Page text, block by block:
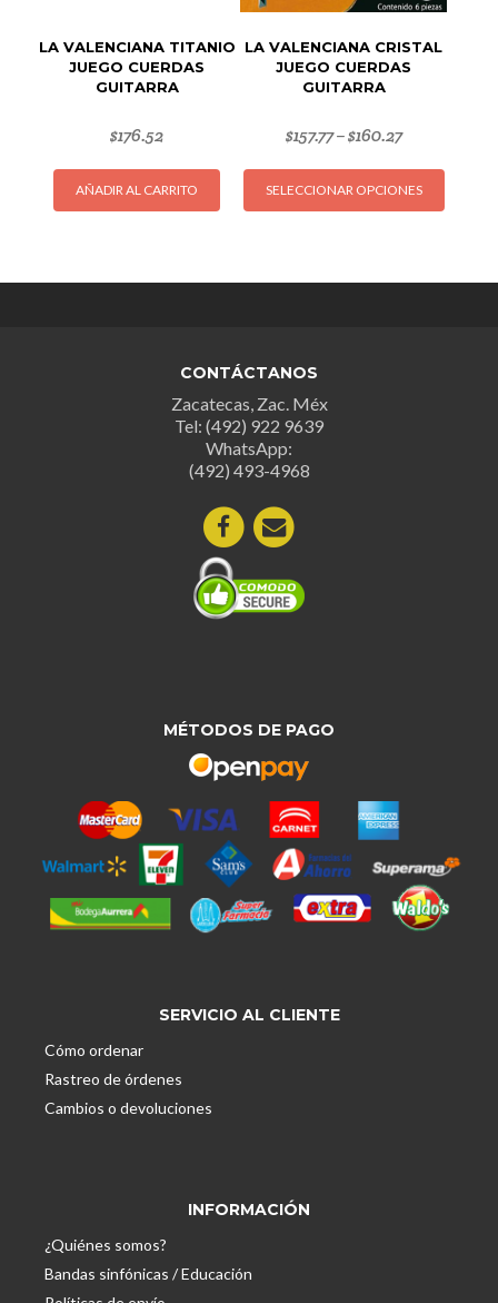
página
de
producto
LA VALENCIANA TITANIO
JUEGO CUERDAS
GUITARRA
$176.52
AÑADIR AL CARRITO
LA VALENCIANA CRISTAL
JUEGO CUERDAS
GUITARRA
$157.77–$160.27
SELECCIONAR OPCIONES
Este
CONTÁCTANOS
Zacatecas, Zac. Méx
Tel: (492) 922 9639
WhatsApp:
(492) 493-4968
MÉTODOS DE PAGO
SERVICIO AL CLIENTE
Cómo ordenar
Rastreo de órdenes
Cambios o devoluciones
INFORMACIÓN
¿Quiénes somos?
Bandas sinfónicas / Educación